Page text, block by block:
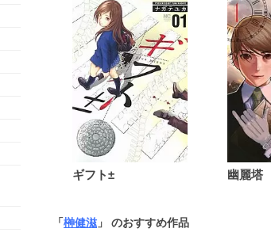
ギフト± 幽麗塔
「榊健滋 」 のおすすめ作品